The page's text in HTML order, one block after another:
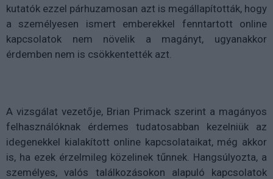
kutatók ezzel párhuzamosan azt is megállapították, hogy
a személyesen ismert emberekkel fenntartott online
kapcsolatok nem növelik a magányt, ugyanakkor
érdemben nem is csökkentették azt.
A vizsgálat vezetője, Brian Primack szerint a magányos
felhasználóknak érdemes tudatosabban kezelniük az
idegenekkel kialakított online kapcsolataikat, még akkor
is, ha ezek érzelmileg közelinek tűnnek. Hangsúlyozta, a
személyes, valós találkozásokon alapuló kapcsolatok